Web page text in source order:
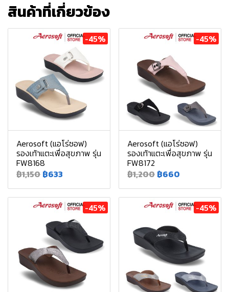
สินค้าที่เกี่ยวข้อง
-45%
Aerosoft (แอโร่ซอฟ)
รองเท้าแตะเพื่อสุขภาพ รุ่น
FW8168
฿1,150 ฿633
-45%
Aerosoft (แอโร่ซอฟ)
รองเท้าแตะเพื่อสุขภาพ รุ่น
FW8172
฿1,200 ฿660
-45% -45%